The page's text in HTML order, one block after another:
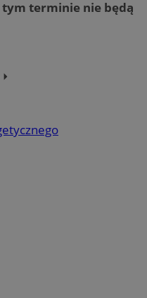
tym terminie nie będą
⏵︎